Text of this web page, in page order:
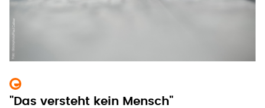
"Das versteht kein Mensch"